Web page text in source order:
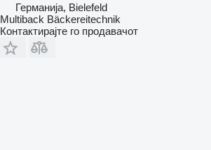
Германија, Bielefeld
Multiback Bäckereitechnik
Контактирајте го продавачот